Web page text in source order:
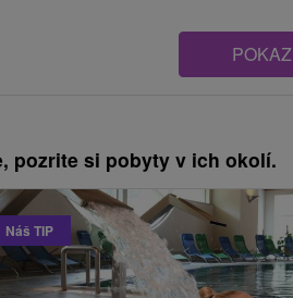
POKAZ
pozrite si pobyty v ich okolí.
Náš TIP